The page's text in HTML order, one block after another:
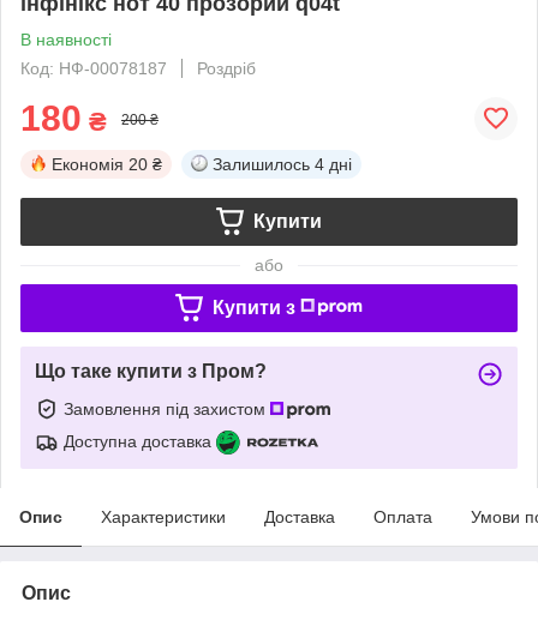
В наявності
Код: НФ-00078187
Роздріб
180 ₴ 200 ₴
Економія 20 ₴ Залишилось 4 дні
Купити
або
Купити з
Що таке купити з Пром?
Замовлення під захистом
Доступна доставка
Опис Характеристики Доставка Оплата Умови
Опис